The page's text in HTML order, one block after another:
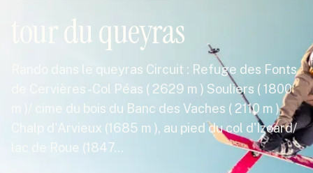
tour du queyras
Rando dans le queyras Circuit : Refuge des Fonts
de Cervières -Col Péas ( 2629 m ) Souliers ( 1800
m )/ cime du bois du Banc des Vaches ( 2110 m )
Chalp d'Arvieux (1685 m ), au pied du col d'Izoard/
lac de Roue (1847…